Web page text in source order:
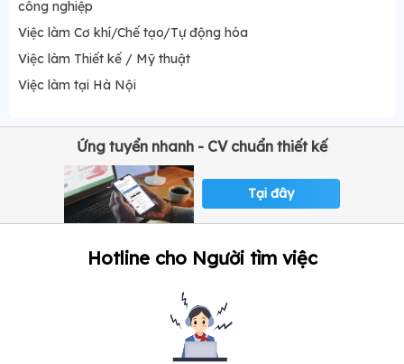
công nghiệp
Việc làm Cơ khí/Chế tạo/Tự động hóa
Việc làm Thiết kế / Mỹ thuật
Việc làm tại Hà Nội
Ứng tuyển nhanh - CV chuẩn thiết kế
Tại đây
Hotline cho Người tìm việc